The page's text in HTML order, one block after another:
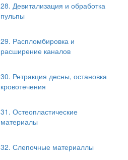
28. Девитализация и обработка
пульпы
29. Распломбировка и
расширение каналов
30. Ретракция десны, остановка
кровотечения
31. Остеопластические
материалы
32. Слепочные материаллы